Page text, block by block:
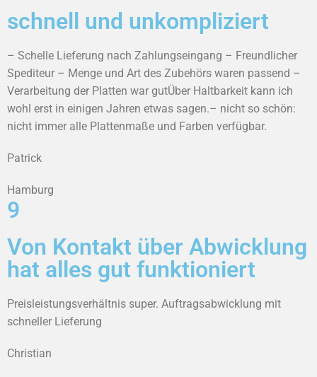
schnell und unkompliziert
– Schelle Lieferung nach Zahlungseingang – Freundlicher
Spediteur – Menge und Art des Zubehörs waren passend –
Verarbeitung der Platten war gutÜber Haltbarkeit kann ich
wohl erst in einigen Jahren etwas sagen.– nicht so schön:
nicht immer alle Plattenmaße und Farben verfügbar.
Patrick
Hamburg
9
Von Kontakt über Abwicklung
hat alles gut funktioniert
Preisleistungsverhältnis super. Auftragsabwicklung mit
schneller Lieferung
Christian